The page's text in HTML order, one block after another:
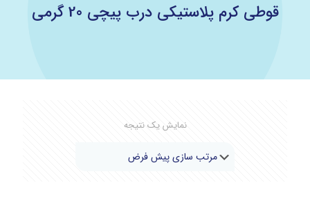
قوطی کرم پلاستیکی درب پیچی 20 گرمی
نمایش یک نتیجه